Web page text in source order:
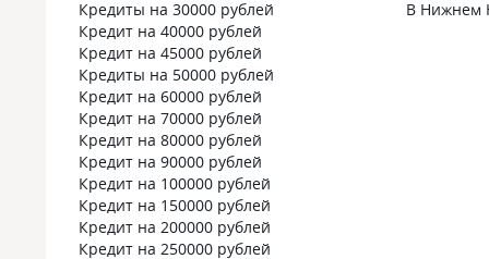
большой процент, и платить
столько же ежемесячно. В общем,
более выгодная рекомендация
без двойного дна, договор
прозрачный, прочитала его вдоль
и поперек, никаких неприятных
сюрпризов.
снова
Кредиты на 30000 рублей
Кредит на 40000 рублей
Кредит на 45000 рублей
Кредиты на 50000 рублей
Кредит на 60000 рублей
Кредит на 70000 рублей
Кредит на 80000 рублей
Кредит на 90000 рублей
Кредит на 100000 рублей
Кредит на 150000 рублей
Кредит на 200000 рублей
Кредит на 250000 рублей
В Нижнем